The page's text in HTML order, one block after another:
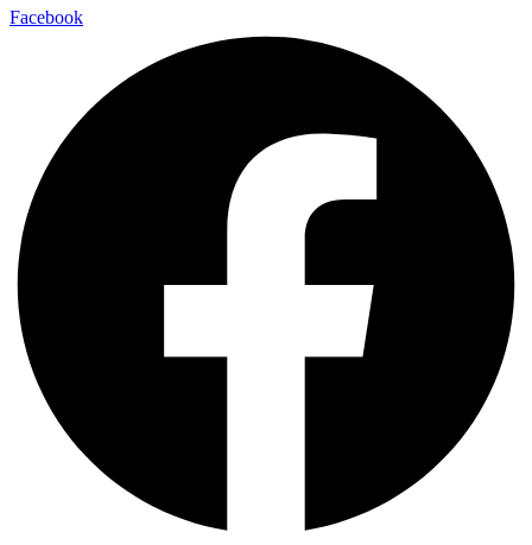
Facebook